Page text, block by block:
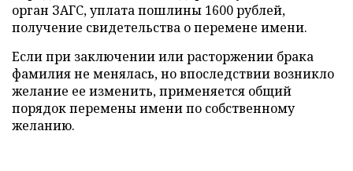
орган ЗАГС, уплата пошлины 1600 рублей,
получение свидетельства о перемене имени.
Если при заключении или расторжении брака
фамилия не менялась, но впоследствии возникло
желание ее изменить, применяется общий
порядок перемены имени по собственному
желанию.